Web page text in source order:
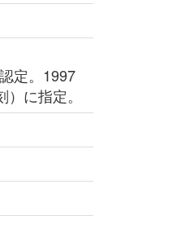
定。1997
に指定。